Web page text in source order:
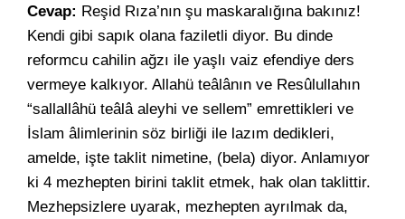
Cevap: Reşid Rıza’nın şu maskaralığına bakınız!
Kendi gibi sapık olana faziletli diyor. Bu dinde
reformcu cahilin ağzı ile yaşlı vaiz efendiye ders
vermeye kalkıyor. Allahü teâlânın ve Resûlullahın
“sallallâhü teâlâ aleyhi ve sellem” emrettikleri ve
İslam âlimlerinin söz birliği ile lazım dedikleri,
amelde, işte taklit nimetine, (bela) diyor. Anlamıyor
ki 4 mezhepten birini taklit etmek, hak olan taklittir.
Mezhepsizlere uyarak, mezhepten ayrılmak da,